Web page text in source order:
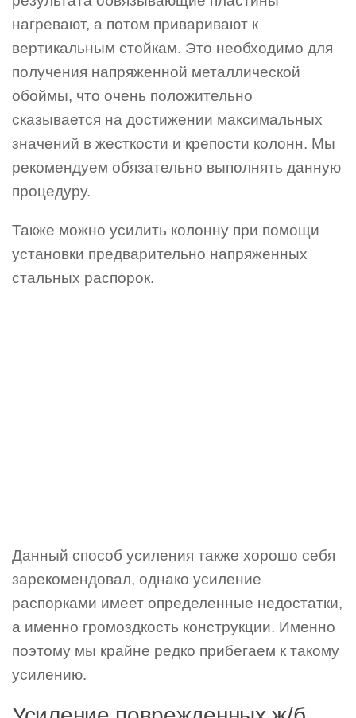
нагревают, а потом приваривают к
вертикальным стойкам. Это необходимо для
получения напряженной металлической
обоймы, что очень положительно
сказывается на достижении максимальных
значений в жесткости и крепости колонн. Мы
рекомендуем обязательно выполнять данную
процедуру.
Также можно усилить колонну при помощи
установки предварительно напряженных
стальных распорок.
Данный способ усиления также хорошо себя
зарекомендовал, однако усиление
распорками имеет определенные недостатки,
а именно громоздкость конструкции. Именно
поэтому мы крайне редко прибегаем к такому
усилению.